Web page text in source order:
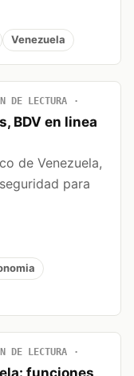
Venezuela
DE LECTURA
BDV en linea
de Venezuela,
para
DE LECTURA
funciones,